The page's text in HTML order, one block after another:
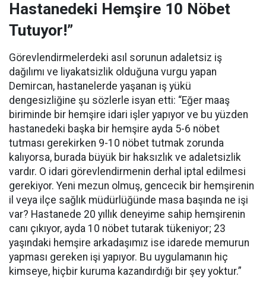
Hastanedeki Hemşire 10 Nöbet
Tutuyor!”
Görevlendirmelerdeki asıl sorunun adaletsiz iş
dağılımı ve liyakatsizlik olduğuna vurgu yapan
Demircan, hastanelerde yaşanan iş yükü
dengesizliğine şu sözlerle isyan etti: “Eğer maaş
biriminde bir hemşire idari işler yapıyor ve bu yüzden
hastanedeki başka bir hemşire ayda 5-6 nöbet
tutması gerekirken 9-10 nöbet tutmak zorunda
kalıyorsa, burada büyük bir haksızlık ve adaletsizlik
vardır. O idari görevlendirmenin derhal iptal edilmesi
gerekiyor. Yeni mezun olmuş, gencecik bir hemşirenin
il veya ilçe sağlık müdürlüğünde masa başında ne işi
var? Hastanede 20 yıllık deneyime sahip hemşirenin
canı çıkıyor, ayda 10 nöbet tutarak tükeniyor; 23
yaşındaki hemşire arkadaşımız ise idarede memurun
yapması gereken işi yapıyor. Bu uygulamanın hiç
kimseye, hiçbir kuruma kazandırdığı bir şey yoktur.”